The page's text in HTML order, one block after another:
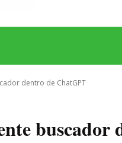
dentro de ChatGPT
buscador